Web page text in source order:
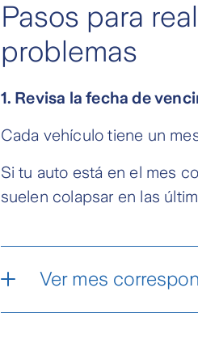
Pasos para
problemas
1. Revisa la fecha de
Cada vehículo tiene un
Si tu auto está en el mes
suelen colapsar en las
Ver mes